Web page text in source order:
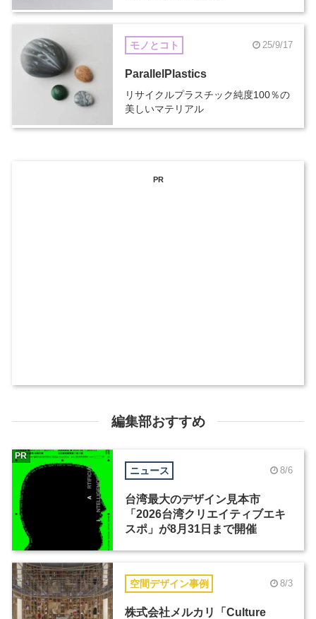
モノとコト 25/9/17
ParallelPlastics
リサイクルプラスチック純度100％の
美しいマテリアル
PR
編集部おすすめ
ニュース 8/6
台湾最大のデザイン見本市
「2026台湾クリエイティブエキ
スポ」が8月31日まで開催
PR
空間デザイン事例 8/3
株式会社メルカリ「Culture